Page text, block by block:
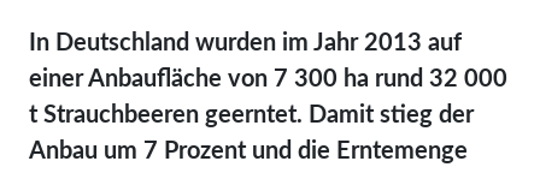
In Deutschland wurden im Jahr 2013 auf
einer Anbaufläche von 7 300 ha rund 32 000
t Strauchbeeren geerntet. Damit stieg der
Anbau um 7 Prozent und die Erntemenge